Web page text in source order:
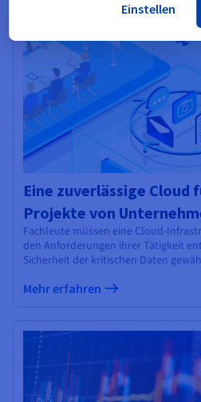
Eine zuverlässige
Projekte von
Fachleute müssen eine Cloud-
den Anforderungen ihrer Tätigkeit
Sicherheit der kritischen Daten
Mehr erfahren
Einstellen